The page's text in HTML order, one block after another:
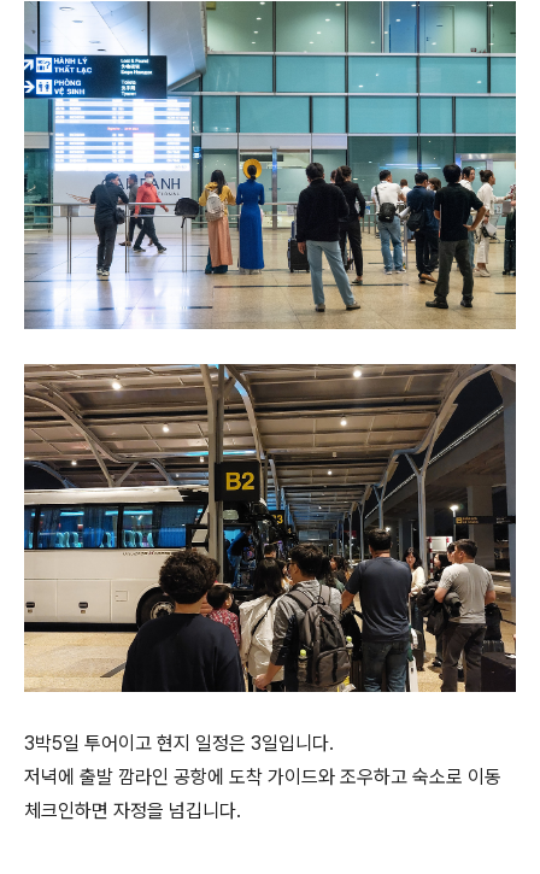
3박5일 투어이고 현지 일정은 3일입니다.
저녁에 출발 깜라인 공항에 도착 가이드와 조우하고 숙소로 이동
체크인하면 자정을 넘깁니다.